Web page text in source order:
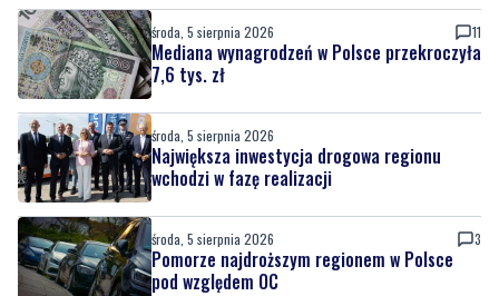
środa, 5 sierpnia 2026 11
Mediana wynagrodzeń w Polsce przekroczyła
7,6 tys. zł
środa, 5 sierpnia 2026
Największa inwestycja drogowa regionu
wchodzi w fazę realizacji
środa, 5 sierpnia 2026 3
Pomorze najdroższym regionem w Polsce
pod względem OC